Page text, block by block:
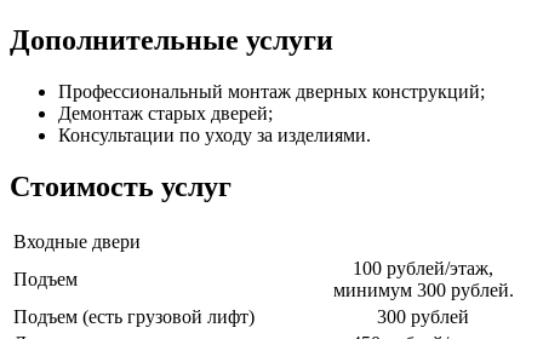
Дополнительные услуги
Профессиональный монтаж дверных конструкций;
Демонтаж старых дверей;
Консультации по уходу за изделиями.
Стоимость услуг
Входные двери
Подъем
100 рублей/этаж,
минимум 300 рублей.
Подъем (есть грузовой лифт)
300 рублей